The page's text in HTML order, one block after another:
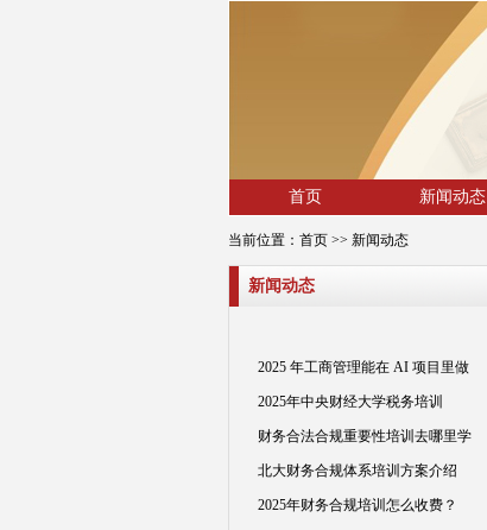
首页 新闻动态
当前位置： 首页 >> 新闻动态
新闻动态
2025 年工商管理能在 AI 项目里做
2025年中央财经大学税务培训
财务合法合规重要性培训去哪里学
北大财务合规体系培训方案介绍
2025年财务合规培训怎么收费？